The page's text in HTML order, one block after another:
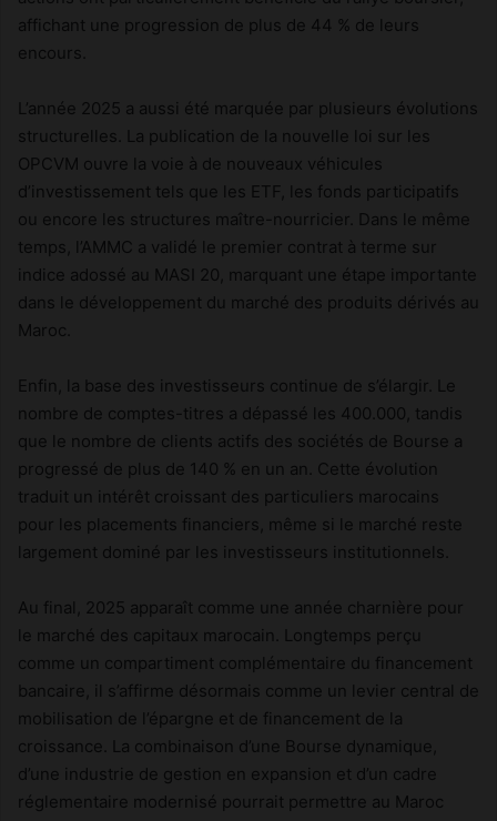
affichant une progression de plus de 44 % de leurs
encours.
L’année 2025 a aussi été marquée par plusieurs évolutions
structurelles. La publication de la nouvelle loi sur les
OPCVM ouvre la voie à de nouveaux véhicules
d’investissement tels que les ETF, les fonds participatifs
ou encore les structures maître-nourricier. Dans le même
temps, l’AMMC a validé le premier contrat à terme sur
indice adossé au MASI 20, marquant une étape importante
dans le développement du marché des produits dérivés au
Maroc.
Enfin, la base des investisseurs continue de s’élargir. Le
nombre de comptes-titres a dépassé les 400.000, tandis
que le nombre de clients actifs des sociétés de Bourse a
progressé de plus de 140 % en un an. Cette évolution
traduit un intérêt croissant des particuliers marocains
pour les placements financiers, même si le marché reste
largement dominé par les investisseurs institutionnels.
Au final, 2025 apparaît comme une année charnière pour
le marché des capitaux marocain. Longtemps perçu
comme un compartiment complémentaire du financement
bancaire, il s’affirme désormais comme un levier central de
mobilisation de l’épargne et de financement de la
croissance. La combinaison d’une Bourse dynamique,
d’une industrie de gestion en expansion et d’un cadre
réglementaire modernisé pourrait permettre au Maroc